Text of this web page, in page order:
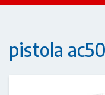
pistola